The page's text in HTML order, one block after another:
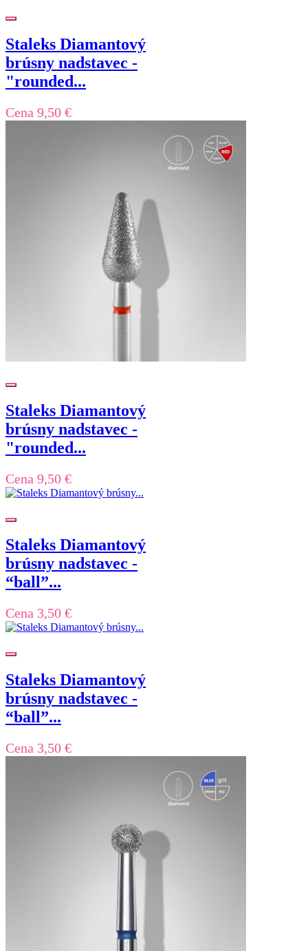
Staleks Diamantový
brúsny nadstavec -
"rounded...
Cena 9,50 €
Staleks Diamantový
brúsny nadstavec -
"rounded...
Cena 9,50 €
Staleks Diamantový
brúsny nadstavec -
“ball”...
Cena 3,50 €
Staleks Diamantový
brúsny nadstavec -
“ball”...
Cena 3,50 €